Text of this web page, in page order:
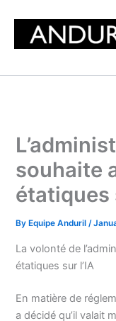
content
souhaite
étatiques
By Equipe Anduril/
La volonté de
étatiques sur l’IA
En matière de
a décidé qu’il valait